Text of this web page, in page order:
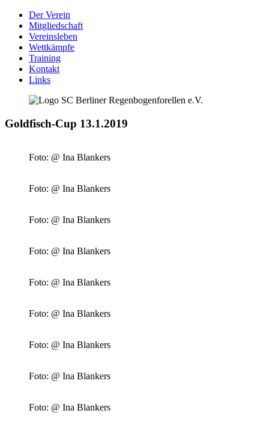
Der Verein
Mitgliedschaft
Vereinsleben
Wettkämpfe
Training
Kontakt
Links
Goldfisch-Cup 13.1.2019
Foto: @ Ina Blankers
Foto: @ Ina Blankers
Foto: @ Ina Blankers
Foto: @ Ina Blankers
Foto: @ Ina Blankers
Foto: @ Ina Blankers
Foto: @ Ina Blankers
Foto: @ Ina Blankers
Foto: @ Ina Blankers